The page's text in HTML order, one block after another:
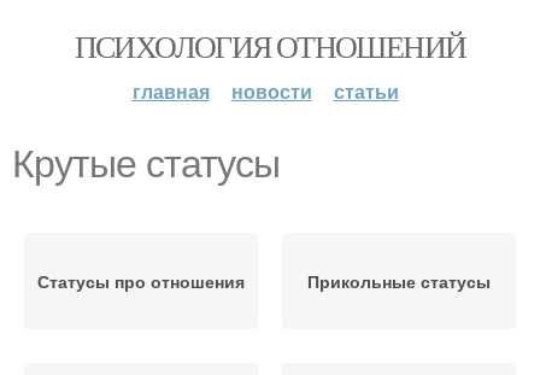
ПСИХОЛОГИЯ ОТНОШЕНИЙ
главная новости статьи
Крутые статусы
Статусы про отношения Прикольные статусы